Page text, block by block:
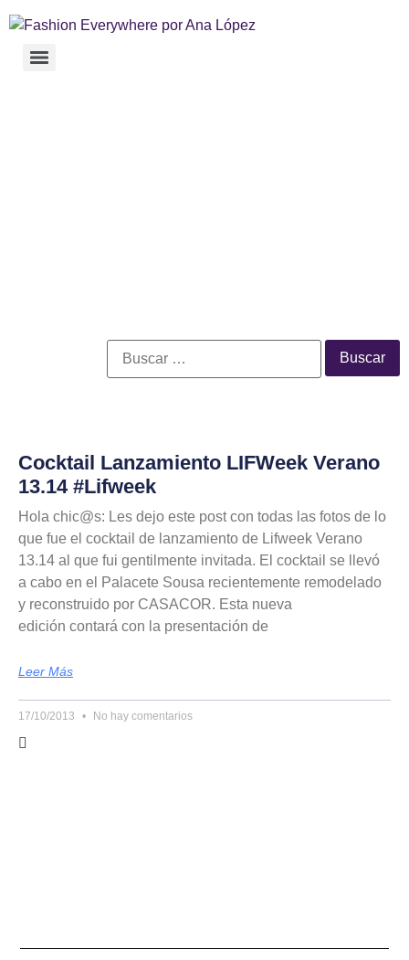
Cocktail Lanzamiento LIFWeek Verano
13.14 #Lifweek
Hola chic@s: Les dejo este post con todas las fotos de lo
que fue el cocktail de lanzamiento de Lifweek Verano
13.14 al que fui gentilmente invitada. El cocktail se llevó
a cabo en el Palacete Sousa recientemente remodelado
y reconstruido por CASACOR. Esta nueva
edición contará con la presentación de
Leer Más
17/10/2013 No hay comentarios